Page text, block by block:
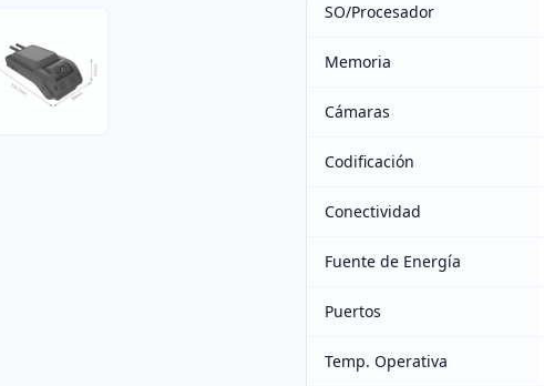
SO/Procesador
Memoria
Cámaras
Codificación
Conectividad
Fuente de Energía
Puertos
Temp. Operativa